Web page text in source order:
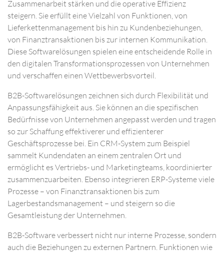
Zusammenarbeit stärken und die operative Effizienz
steigern. Sie erfüllt eine Vielzahl von Funktionen, von
Lieferkettenmanagement bis hin zu Kundenbeziehungen,
von Finanztransaktionen bis zur internen Kommunikation.
Diese Softwarelösungen spielen eine entscheidende Rolle in
den digitalen Transformationsprozessen von Unternehmen
und verschaffen einen Wettbewerbsvorteil.​
B2B-Softwarelösungen zeichnen sich durch Flexibilität und
Anpassungsfähigkeit aus. Sie können an die spezifischen
Bedürfnisse von Unternehmen angepasst werden und tragen
so zur Schaffung effektiverer und effizienterer
Geschäftsprozesse bei. Ein CRM-System zum Beispiel
sammelt Kundendaten an einem zentralen Ort und
ermöglicht es Vertriebs- und Marketingteams, koordinierter
zusammenzuarbeiten. Ebenso integrieren ERP-Systeme viele
Prozesse – von Finanztransaktionen bis zum
Lagerbestandsmanagement – und steigern so die
Gesamtleistung der Unternehmen.​
B2B-Software verbessert nicht nur interne Prozesse, sondern
auch die Beziehungen zu externen Partnern. Funktionen wie